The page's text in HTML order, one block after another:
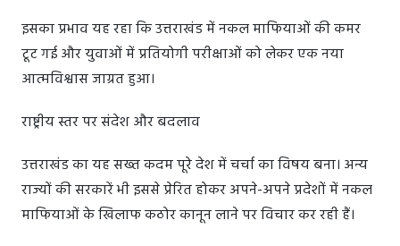
इसका प्रभाव यह रहा कि उत्तराखंड में नकल माफियाओं की कमर
टूट गई और युवाओं में प्रतियोगी परीक्षाओं को लेकर एक नया
आत्मविश्वास जाग्रत हुआ।
राष्ट्रीय स्तर पर संदेश और बदलाव
उत्तराखंड का यह सख्त कदम पूरे देश में चर्चा का विषय बना। अन्य
राज्यों की सरकारें भी इससे प्रेरित होकर अपने-अपने प्रदेशों में नकल
माफियाओं के खिलाफ कठोर कानून लाने पर विचार कर रही हैं।